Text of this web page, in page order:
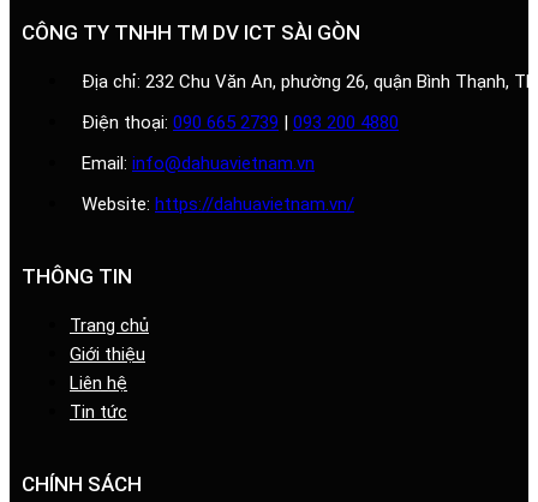
CÔNG TY TNHH TM DV ICT SÀI GÒN
Địa chỉ: 232 Chu Văn An, phường 26, quận Bình Thạnh,
Điện thoại: 090 665 2739 | 093 200 4880
Email: info@dahuavietnam.vn
Website: https://dahuavietnam.vn/
THÔNG TIN
Trang chủ
Giới thiệu
Liên hệ
Tin tức
CHÍNH SÁCH